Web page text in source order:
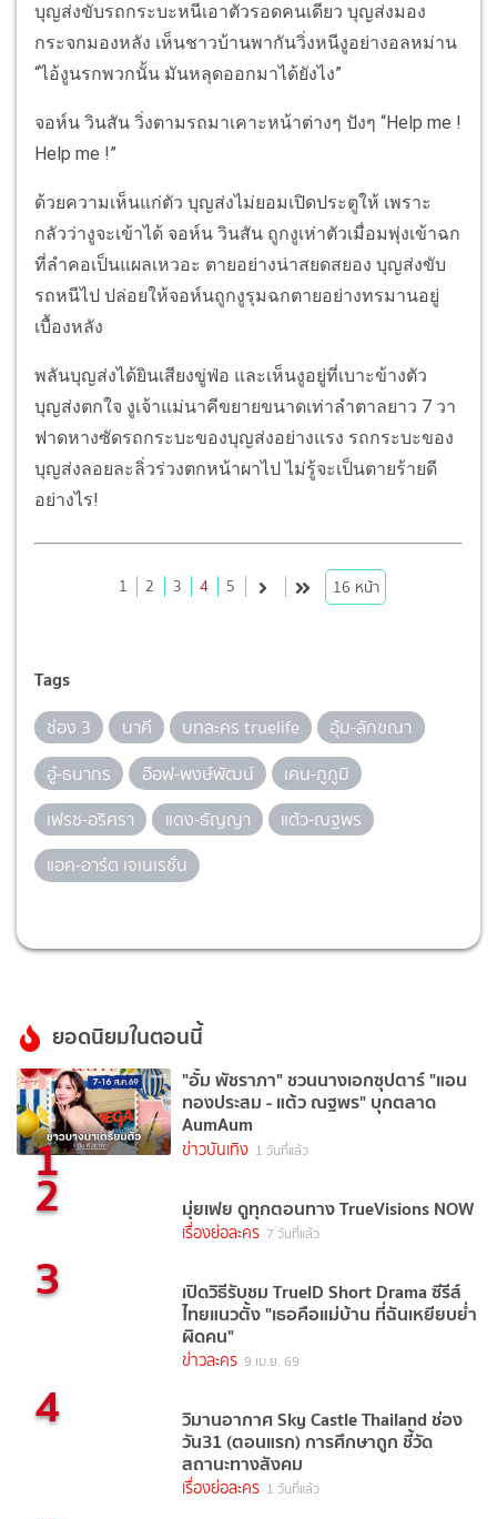
บุญส่งขับรถกระบะหนีเอาตัวรอดคนเดียว บุญส่งมอง
กระจกมองหลัง เห็นชาวบ้านพากันวิ่งหนีงูอย่างอลหม่าน
“ไอ้งูนรกพวกนั้น มันหลุดออกมาได้ยังไง”
จอห์น วินสัน วิ่งตามรถมาเคาะหน้าต่างๆ ปังๆ “Help me !
Help me !”
ด้วยความเห็นแก่ตัว บุญส่งไม่ยอมเปิดประตูให้ เพราะ
กลัวว่างูจะเข้าได้ จอห์น วินสัน ถูกงูเห่าตัวเมื่อมพุ่งเข้าฉก
ที่ลำคอเป็นแผลเหวอะ ตายอย่างน่าสยดสยอง บุญส่งขับ
รถหนีไป ปล่อยให้จอห์นถูกงูรุมฉกตายอย่างทรมานอยู่
เบื้องหลัง
พลันบุญส่งได้ยินเสียงขู่ฟ่อ และเห็นงูอยู่ที่เบาะข้างตัว
บุญส่งตกใจ งูเจ้าแม่นาคีขยายขนาดเท่าลำตาลยาว 7 วา
ฟาดหางซัดรถกระบะของบุญส่งอย่างแรง รถกระบะของ
บุญส่งลอยละลิ่วร่วงตกหน้าผาไป ไม่รู้จะเป็นตายร้ายดี
อย่างไร!
1 2 3 4 5 16 หน้า
Tags
ช่อง 3 นาคี บทละคร truelife
อุ้ม-ลักขณา
อู๋-ธนากร
อ๊อฟ-พงษ์พัฒน์
เคน-ภูภูมิ
เฟรซ-อริศรา
แดง-ธัญญา
แต้ว-ณฐพร
แอค-อาร์ต เจเนเรชั่น
ยอดนิยมในตอนนี้
1
"อั้ม พัชราภา" ชวนนางเอกซุปตาร์ "แอน
ทองประสม - แต้ว ณฐพร" บุกตลาด
AumAum
ข่าวบันเทิง 1 วันที่แล้ว
2 มุ่ยเฟย ดูทุกตอนทาง TrueVisions NOW
เรื่องย่อละคร 7 วันที่แล้ว
3 เปิดวิธีรับชม TrueID Short Drama ซีรีส์
ไทยแนวตั้ง "เธอคือแม่บ้าน ที่ฉันเหยียบย่ำ
ผิดคน"
ข่าวละคร 9 เม.ย. 69
4 วิมานอากาศ Sky Castle Thailand ช่อง
วัน31 (ตอนแรก) การศึกษาถูก ชี้วัด
สถานะทางสังคม
เรื่องย่อละคร 1 วันที่แล้ว